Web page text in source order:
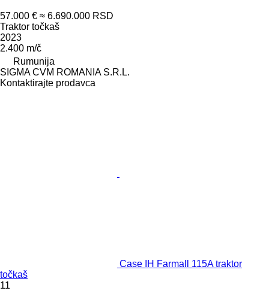
57.000 € ≈ 6.690.000 RSD
Traktor točkaš
2023
2.400 m/č
Rumunija
SIGMA CVM ROMANIA S.R.L.
Kontaktirajte prodavca
Case IH Farmall 115A traktor
točkaš
11